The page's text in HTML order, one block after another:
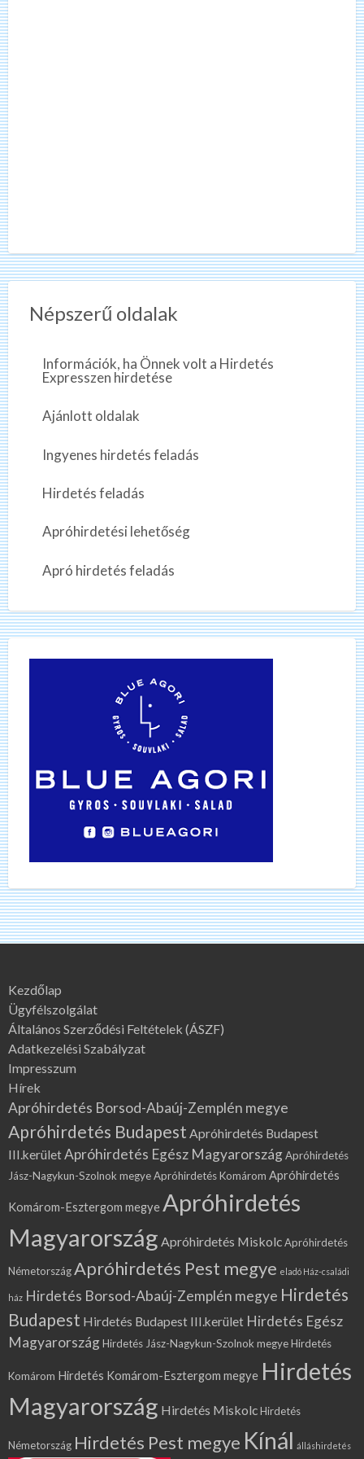
Népszerű oldalak
Információk, ha Önnek volt a Hirdetés
Expresszen hirdetése
Ajánlott oldalak
Ingyenes hirdetés feladás
Hirdetés feladás
Apróhirdetési lehetőség
Apró hirdetés feladás
Kezdőlap
Ügyfélszolgálat
Általános Szerződési Feltételek (ÁSZF)
Adatkezelési Szabályzat
Impresszum
Hírek
Apróhirdetés Borsod-Abaúj-Zemplén megye
Apróhirdetés Budapest Apróhirdetés Budapest
III.kerületApróhirdetés Egész MagyarországApróhirdetés
Jász-Nagykun-Szolnok megyeApróhirdetés Komárom Apróhirdetés
Komárom-Esztergom megye Apróhirdetés
Magyarország Apróhirdetés MiskolcApróhirdetés
NémetországApróhirdetés Pest megye eladó Ház-családi
ház Hirdetés Borsod-Abaúj-Zemplén megye Hirdetés
Budapest Hirdetés Budapest III.kerület Hirdetés Egész
MagyarországHirdetés Jász-Nagykun-Szolnok megyeHirdetés
Komárom Hirdetés Komárom-Esztergom megye Hirdetés
Magyarország Hirdetés MiskolcHirdetés
Németország Hirdetés Pest megye Kínál álláshirdetés